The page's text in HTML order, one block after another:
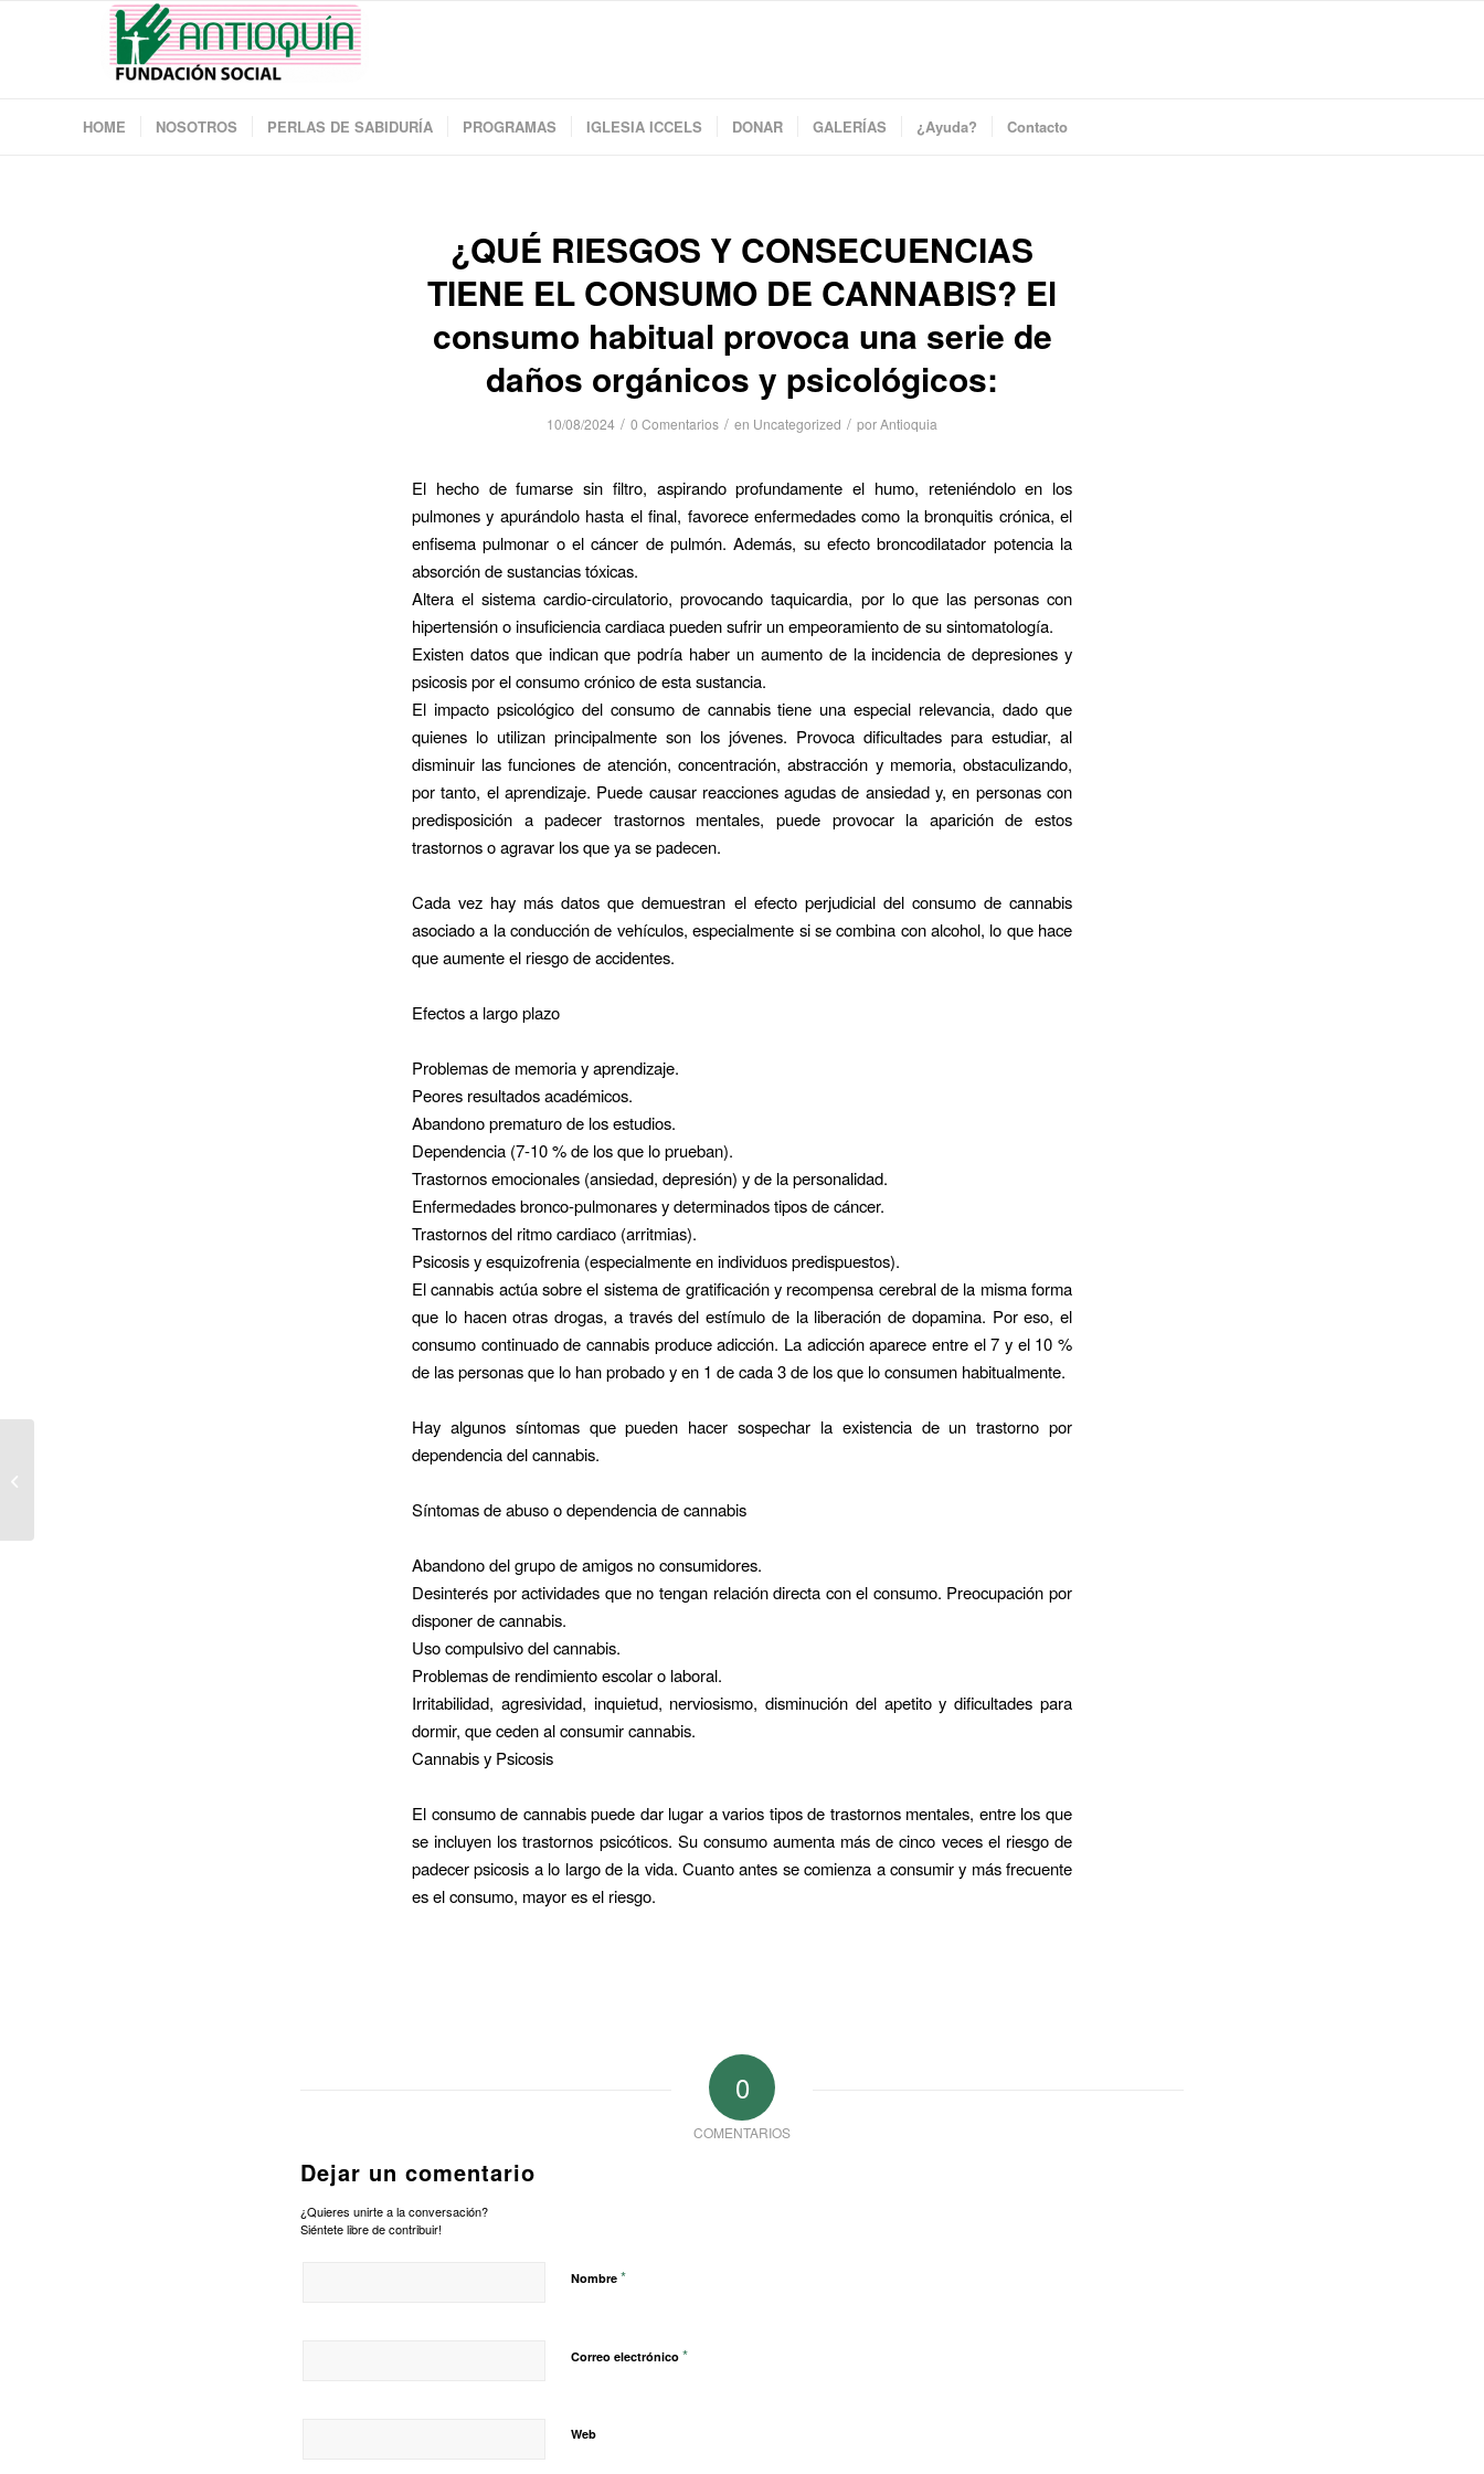
HOME NOSOTROS PERLAS DE SABIDURÍA PROGRAMAS IGLESIA ICCELS DONAR GALERÍAS ¿Ayuda? Contacto
¿QUÉ RIESGOS Y CONSECUENCIAS
TIENE EL CONSUMO DE CANNABIS? El
consumo habitual provoca una serie de
daños orgánicos y psicológicos:
10/08/2024 / 0 Comentarios / en Uncategorized / porAntioquia
El hecho de fumarse sin filtro, aspirando profundamente el humo, reteniéndolo en los
pulmones y apurándolo hasta el final, favorece enfermedades como la bronquitis crónica, el
enfisema pulmonar o el cáncer de pulmón. Además, su efecto broncodilatador potencia la
absorción de sustancias tóxicas.
Altera el sistema cardio-circulatorio, provocando taquicardia, por lo que las personas con
hipertensión o insuficiencia cardiaca pueden sufrir un empeoramiento de su sintomatología.
Existen datos que indican que podría haber un aumento de la incidencia de depresiones y
psicosis por el consumo crónico de esta sustancia.
El impacto psicológico del consumo de cannabis tiene una especial relevancia, dado que
quienes lo utilizan principalmente son los jóvenes. Provoca dificultades para estudiar, al
disminuir las funciones de atención, concentración, abstracción y memoria, obstaculizando,
por tanto, el aprendizaje. Puede causar reacciones agudas de ansiedad y, en personas con
predisposición a padecer trastornos mentales, puede provocar la aparición de estos
trastornos o agravar los que ya se padecen.
Cada vez hay más datos que demuestran el efecto perjudicial del consumo de cannabis
asociado a la conducción de vehículos, especialmente si se combina con alcohol, lo que hace
que aumente el riesgo de accidentes.
Efectos a largo plazo
Problemas de memoria y aprendizaje.
Peores resultados académicos.
Abandono prematuro de los estudios.
Dependencia (7-10 % de los que lo prueban).
Trastornos emocionales (ansiedad, depresión) y de la personalidad.
Enfermedades bronco-pulmonares y determinados tipos de cáncer.
Trastornos del ritmo cardiaco (arritmias).
Psicosis y esquizofrenia (especialmente en individuos predispuestos).
El cannabis actúa sobre el sistema de gratificación y recompensa cerebral de la misma forma
que lo hacen otras drogas, a través del estímulo de la liberación de dopamina. Por eso, el
consumo continuado de cannabis produce adicción. La adicción aparece entre el 7 y el 10 %
de las personas que lo han probado y en 1 de cada 3 de los que lo consumen habitualmente.
Hay algunos síntomas que pueden hacer sospechar la existencia de un trastorno por
dependencia del cannabis.
Síntomas de abuso o dependencia de cannabis
Abandono del grupo de amigos no consumidores.
Desinterés por actividades que no tengan relación directa con el consumo. Preocupación por
disponer de cannabis.
Uso compulsivo del cannabis.
Problemas de rendimiento escolar o laboral.
Irritabilidad, agresividad, inquietud, nerviosismo, disminución del apetito y dificultades para
dormir, que ceden al consumir cannabis.
Cannabis y Psicosis
El consumo de cannabis puede dar lugar a varios tipos de trastornos mentales, entre los que
se incluyen los trastornos psicóticos. Su consumo aumenta más de cinco veces el riesgo de
padecer psicosis a lo largo de la vida. Cuanto antes se comienza a consumir y más frecuente
es el consumo, mayor es el riesgo.
0
COMENTARIOS
Dejar un comentario
¿Quieres unirte a la conversación?
Siéntete libre de contribuir!
Nombre *
Correo electrónico *
Web